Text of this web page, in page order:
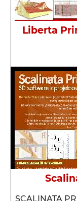
Liberta
SCALINATA